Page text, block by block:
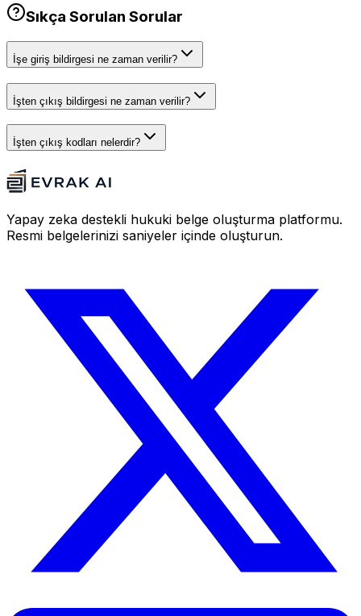
Sıkça Sorulan Sorular
İşe giriş bildirgesi ne zaman verilir?
İşten çıkış bildirgesi ne zaman verilir?
İşten çıkış kodları nelerdir?
Yapay zeka destekli hukuki belge oluşturma platformu.
Resmi belgelerinizi saniyeler içinde oluşturun.